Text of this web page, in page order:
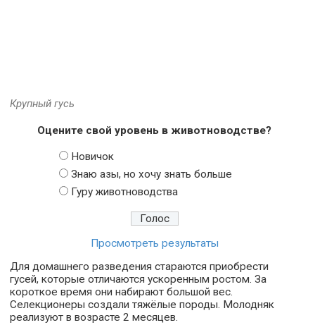
Крупный гусь
Оцените свой уровень в животноводстве?
Новичок
Знаю азы, но хочу знать больше
Гуру животноводства
Просмотреть результаты
Для домашнего разведения стараются приобрести
гусей, которые отличаются ускоренным ростом. За
короткое время они набирают большой вес.
Селекционеры создали тяжёлые породы. Молодняк
реализуют в возрасте 2 месяцев.